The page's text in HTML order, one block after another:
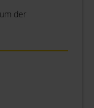
der